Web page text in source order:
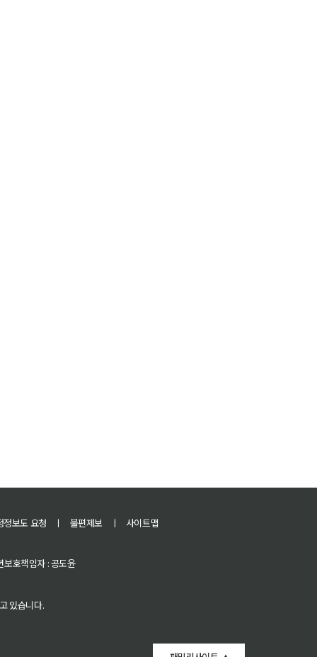
보도 요청 ㅣ 불편제보 ㅣ 사이트맵
보호책임자 : 공도윤
있습니다.